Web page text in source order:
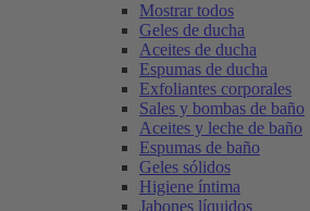
Mostrar todos
Geles de ducha
Aceites de ducha
Espumas de ducha
Exfoliantes corporales
Sales y bombas de baño
Aceites y leche de baño
Espumas de baño
Geles sólidos
Higiene íntima
Jabones líquidos